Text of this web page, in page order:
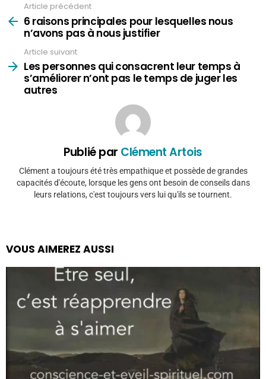
plus
Article précédent
6 raisons principales pour lesquelles nous
n’avons pas à nous justifier
Article suivant
Les personnes qui consacrent leur temps à
s’améliorer n’ont pas le temps de juger les
autres
Publié par Clément Artois
Clément a toujours été très empathique et possède de grandes
capacités d'écoute, lorsque les gens ont besoin de conseils dans
leurs relations, c'est toujours vers lui qu'ils se tournent.
VOUS AIMEREZ AUSSI